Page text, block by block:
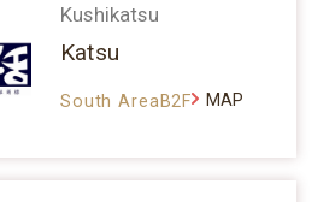
Kushikatsu
Katsu
South AreaB2F MAP